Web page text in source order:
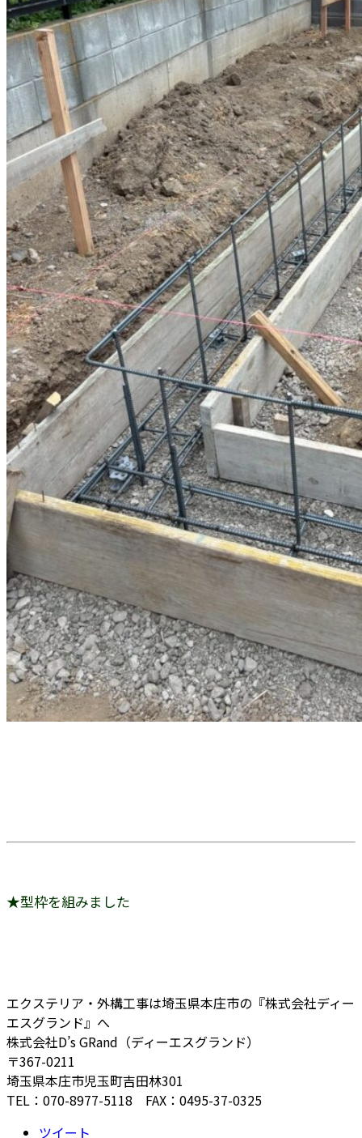
★型枠を組みました
エクステリア・外構工事は埼玉県本庄市の『株式会社ディー
エスグランド』へ
株式会社D’s GRand（ディーエスグランド）
〒367-0211
埼玉県本庄市児玉町吉田林301
TEL：070-8977-5118 FAX：0495-37-0325
ツイート